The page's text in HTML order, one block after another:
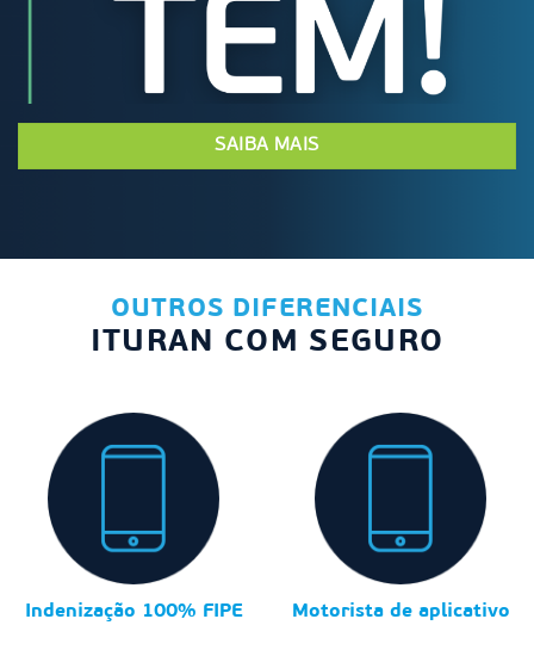
SAIBA MAIS
OUTROS DIFERENCIAIS
ITURAN COM SEGURO
Indenização 100% FIPE Motorista de aplicativo